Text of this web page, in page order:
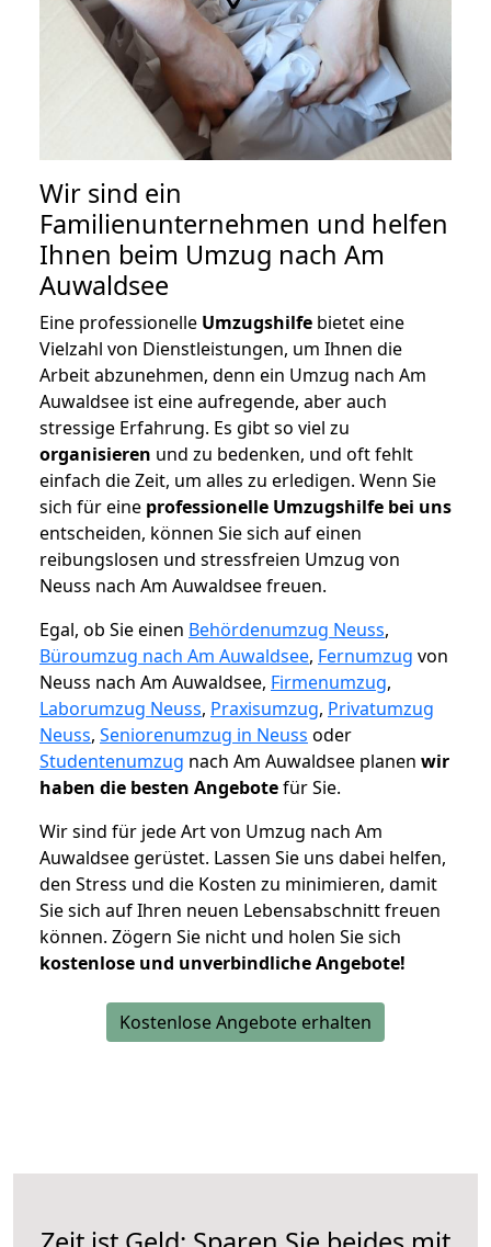
Wir sind ein
Familienunternehmen und helfen
Ihnen beim Umzug nach Am
Auwaldsee
Eine professionelle Umzugshilfe bietet eine
Vielzahl von Dienstleistungen, um Ihnen die
Arbeit abzunehmen, denn ein Umzug nach Am
Auwaldsee ist eine aufregende, aber auch
stressige Erfahrung. Es gibt so viel zu
organisieren und zu bedenken, und oft fehlt
einfach die Zeit, um alles zu erledigen. Wenn Sie
sich für eine professionelle Umzugshilfe bei uns
entscheiden, können Sie sich auf einen
reibungslosen und stressfreien Umzug von
Neuss nach Am Auwaldsee freuen.
Egal, ob Sie einen Behördenumzug Neuss,
Büroumzug nach Am Auwaldsee, Fernumzug von
Neuss nach Am Auwaldsee, Firmenumzug,
Laborumzug Neuss, Praxisumzug, Privatumzug
Neuss, Seniorenumzug in Neuss oder
Studentenumzug nach Am Auwaldsee planen wir
haben die besten Angebotefür Sie.
Wir sind für jede Art von Umzug nach Am
Auwaldsee gerüstet. Lassen Sie uns dabei helfen,
den Stress und die Kosten zu minimieren, damit
Sie sich auf Ihren neuen Lebensabschnitt freuen
können. Zögern Sie nicht und holen Sie sich
kostenlose und unverbindliche Angebote!
Kostenlose Angebote erhalten